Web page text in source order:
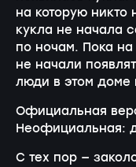
на которую никто
кукла не начала
по ночам. Пока
не начали
люди в этом доме
Официальная
Неофициальная:
С тех пор —